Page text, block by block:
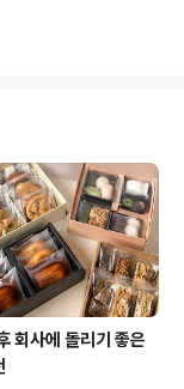
youtu.be/eDt03C1
수 있습니다. 팟빵
회사에 돌리기 좋은